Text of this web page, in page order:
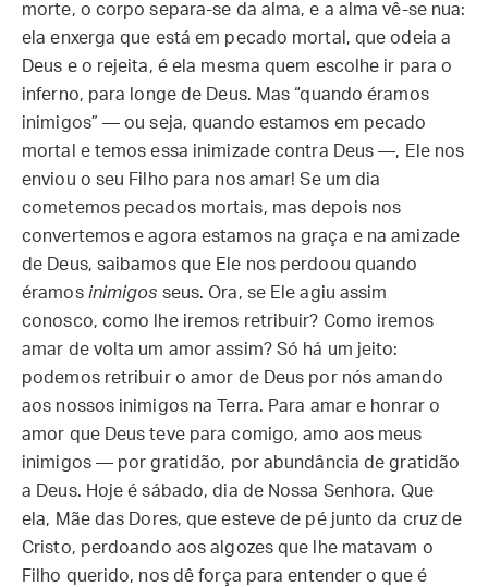
morte, o corpo separa-se da alma, e a alma vê-se nua:
ela enxerga que está em pecado mortal, que odeia a
Deus e o rejeita, é ela mesma quem escolhe ir para o
inferno, para longe de Deus. Mas “quando éramos
inimigos” — ou seja, quando estamos em pecado
mortal e temos essa inimizade contra Deus —, Ele nos
enviou o seu Filho para nos amar! Se um dia
cometemos pecados mortais, mas depois nos
convertemos e agora estamos na graça e na amizade
de Deus, saibamos que Ele nos perdoou quando
éramos inimigos seus. Ora, se Ele agiu assim
conosco, como lhe iremos retribuir? Como iremos
amar de volta um amor assim? Só há um jeito:
podemos retribuir o amor de Deus por nós amando
aos nossos inimigos na Terra. Para amar e honrar o
amor que Deus teve para comigo, amo aos meus
inimigos — por gratidão, por abundância de gratidão
a Deus. Hoje é sábado, dia de Nossa Senhora. Que
ela, Mãe das Dores, que esteve de pé junto da cruz de
Cristo, perdoando aos algozes que lhe matavam o
Filho querido, nos dê força para entender o que é